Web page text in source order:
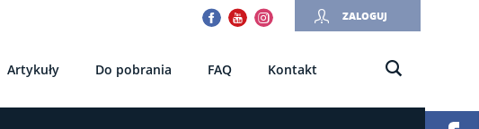
ZALOGUJ
Instagram
Artykuły Do pobrania FAQ Kontakt